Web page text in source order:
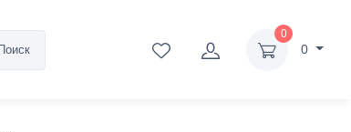
Поиск
0
0